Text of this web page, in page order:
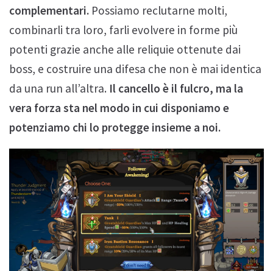
complementari. Possiamo reclutarne molti,
combinarli tra loro, farli evolvere in forme più
potenti grazie anche alle reliquie ottenute dai
boss, e costruire una difesa che non è mai identica
da una run all’altra. Il cancello è il fulcro, ma la
vera forza sta nel modo in cui disponiamo e
potenziamo chi lo protegge insieme a noi.